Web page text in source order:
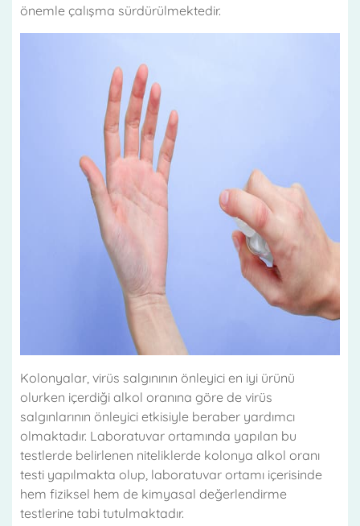
önemle çalışma sürdürülmektedir.
Kolonyalar, virüs salgınının önleyici en iyi ürünü
olurken içerdiği alkol oranına göre de virüs
salgınlarının önleyici etkisiyle beraber yardımcı
olmaktadır. Laboratuvar ortamında yapılan bu
testlerde belirlenen niteliklerde kolonya alkol oranı
testi yapılmakta olup, laboratuvar ortamı içerisinde
hem fiziksel hem de kimyasal değerlendirme
testlerine tabi tutulmaktadır.